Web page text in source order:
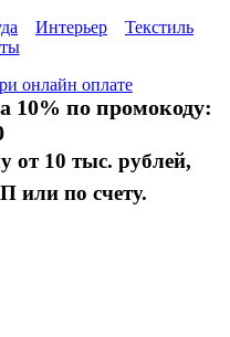
Интерьер
Текстиль
по промокоду:
от 10 тыс. рублей,
или по счету.